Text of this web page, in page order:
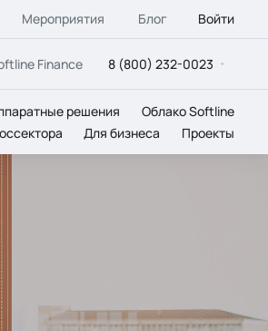
Мероприятия Блог Войти
Finance 8 (800) 232-0023
решения
Облако Softline
Для бизнеса Проекты